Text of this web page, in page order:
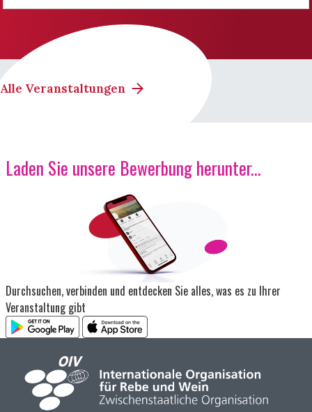
Alle Veranstaltungen
Laden Sie unsere Bewerbung herunter...
Durchsuchen, verbinden und entdecken Sie alles, was es zu Ihrer
Veranstaltung gibt